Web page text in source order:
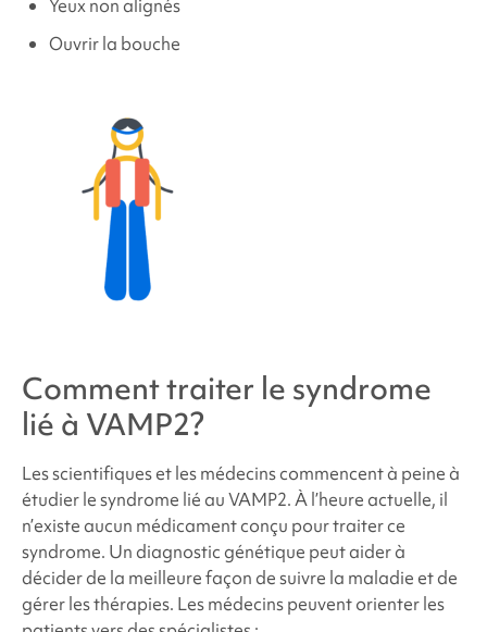
Yeux non alignés
Ouvrir la bouche
Comment traiter le syndrome
lié à VAMP2?
Les scientifiques et les médecins commencent à peine à
étudier lesyndrome lié au VAMP2. À l’heure actuelle, il
n’existe aucun médicament conçu pour traiter ce
syndrome. Un diagnostic génétique peut aider à
décider de la meilleure façon de suivre la maladie et de
gérer les thérapies. Les médecins peuvent orienter les